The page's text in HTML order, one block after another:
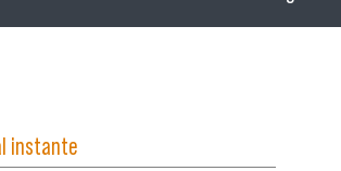
instante